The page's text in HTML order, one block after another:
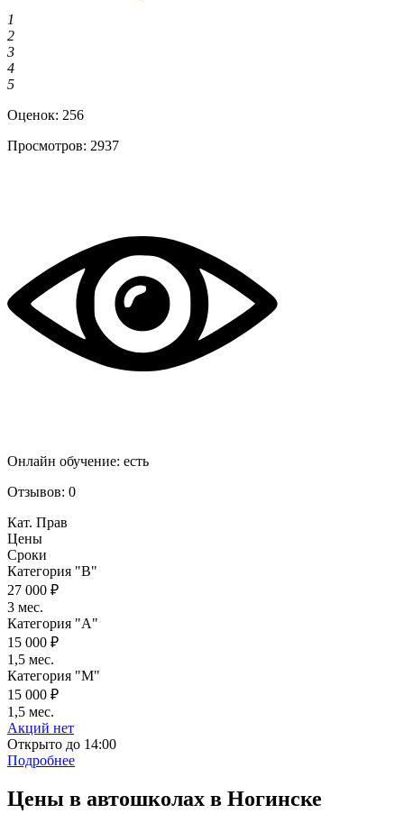
1
2
3
4
5
Оценок: 256
Просмотров: 2937
Онлайн обучение: есть
Отзывов: 0
Кат. Прав
Цены
Сроки
Категория "B"
27 000 ₽
3 мес.
Категория "A"
15 000 ₽
1,5 мес.
Категория "M"
15 000 ₽
1,5 мес.
Акций нет
Открыто до 14:00
Подробнее
Цены в автошколах в Ногинске